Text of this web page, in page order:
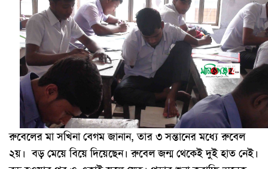
রুবেলের মা সখিনা বেগম জানান, তার ৩ সন্তানের মধ্যে রুবেল
২য়। বড় মেয়ে বিয়ে দিয়েছেন। রুবেল জন্ম থেকেই দুই হাত নেই।